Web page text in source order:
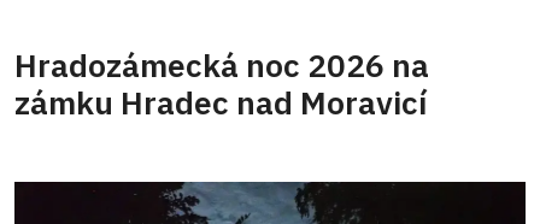
Hradozámecká noc 2026 na
zámku Hradec nad Moravicí